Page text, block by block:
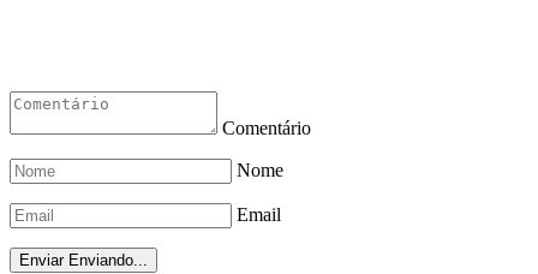
Comentário
Nome
Email
Enviar Enviando...